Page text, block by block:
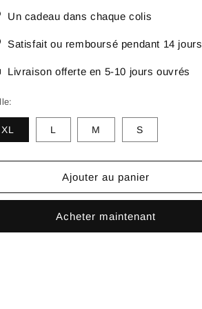
Un cadeau dans chaque colis
Satisfait ou remboursé pendant 14 jours
Livraison offerte en 5-10 jours ouvrés
XL L M S
Ajouter au panier
Acheter maintenant